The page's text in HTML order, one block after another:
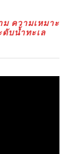
ความเหมาะ
บน้ำทะเล